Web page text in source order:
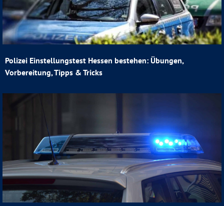
Polizei Einstellungstest Hessen bestehen: Übungen,
Vorbereitung, Tipps & Tricks